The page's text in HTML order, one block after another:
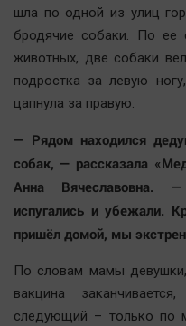
Курилка
Мнения
Отраслевые темы
Hедвижимость
Автомобили
Медиаграмотность
шла по одной из улиц
бродячие собаки. По ее
животных, две собаки
подростка за левую
цапнула за правую.
— Рядом находился
собак, — рассказала
Анна Вячеславовна.
испугались и убежали.
пришёл домой, мы
По словам мамы девушки,
вакцина
следующий – только по